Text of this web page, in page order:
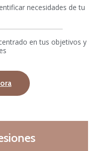
necesidades de tu
en tus objetivos y